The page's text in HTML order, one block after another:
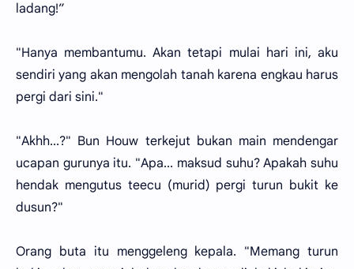
ladang!”
"Hanya membantumu. Akan tetapi mulai hari ini, aku
sendiri yang akan mengolah tanah karena engkau harus
pergi dari sini."
"Akhh...?" Bun Houw terkejut bukan main mendengar
ucapan gurunya itu. "Apa... maksud suhu? Apakah suhu
hendak mengutus teecu (murid) pergi turun bukit ke
dusun?"
Orang buta itu menggeleng kepala. "Memang turun